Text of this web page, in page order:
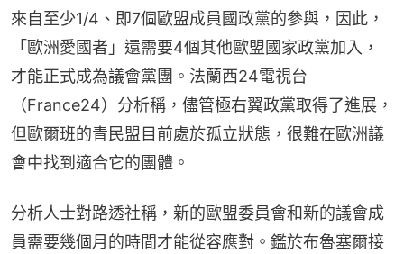
來自至少1/4、即7個歐盟成員國政黨的參與，因此，
「歐洲愛國者」還需要4個其他歐盟國家政黨加入，
才能正式成為議會黨團。法蘭西24電視台
（France24）分析稱，儘管極右翼政黨取得了進展，
但歐爾班的青民盟目前處於孤立狀態，很難在歐洲議
會中找到適合它的團體。
分析人士對路透社稱，新的歐盟委員會和新的議會成
員需要幾個月的時間才能從容應對。鑑於布魯塞爾接